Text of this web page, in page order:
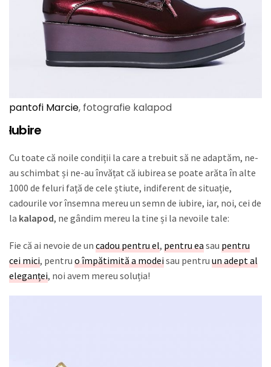
pantofi Marcie, fotografie kalapod
Iubire
Cu toate că noile condiții la care a trebuit să ne adaptăm, ne-
au schimbat și ne-au învățat că iubirea se poate arăta în alte
1000 de feluri față de cele știute, indiferent de situație,
cadourile vor însemna mereu un semn de iubire, iar, noi, cei de
la kalapod, ne gândim mereu la tine și la nevoile tale:
Fie că ai nevoie de un cadou pentru el, pentru ea sau pentru
cei mici, pentru o împătimită a modeisau pentru un adept al
eleganței, noi avem mereu soluția!